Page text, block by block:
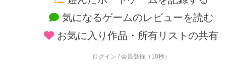
対象年齢を指定します。 世界観や登場
テーマ/フレー
気になるゲームのレビューを読む
お気に入り作品・所有リストの共有
ログイン / 会員登録（10秒）